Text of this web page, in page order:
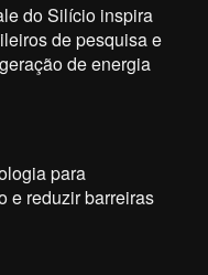
do Silício inspira
de pesquisa e
de energia
para
e reduzir barreiras